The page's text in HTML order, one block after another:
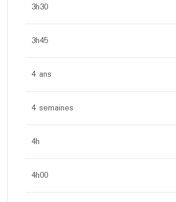
3h30
3h45
4 ans
4 semaines
4h
4h00